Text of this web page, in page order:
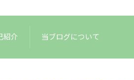
紹介 当ブログについて